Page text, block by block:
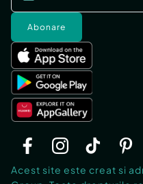
Abonare
Acest site este creat si